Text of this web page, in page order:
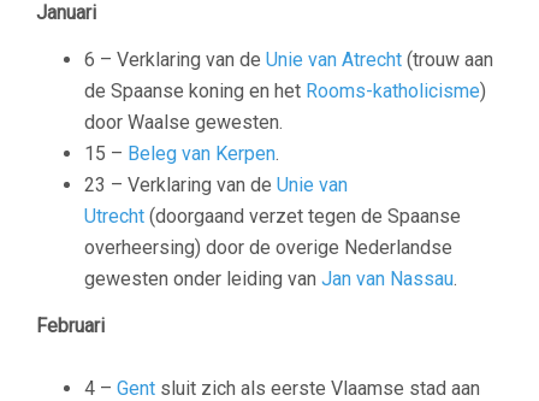
Januari
6 – Verklaring van de Unie van Atrecht (trouw aan
de Spaanse koning en het Rooms-katholicisme)
door Waalse gewesten.
15 – Beleg van Kerpen.
23 – Verklaring van de Unie van
Utrecht (doorgaand verzet tegen de Spaanse
overheersing) door de overige Nederlandse
gewesten onder leiding van Jan van Nassau.
Februari
4 – Gent sluit zich als eerste Vlaamse stad aan